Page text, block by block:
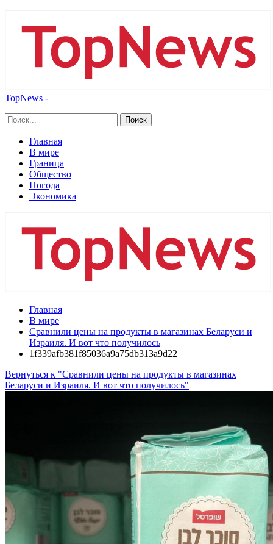
TopNews -
Главная
В мире
Граница
Общество
Погода
Экономика
Главная
В мире
Сравнили цены на продукты в магазинах Беларуси и
Израиля. И вот что получилось
1f339afb381f85036a9a75db313a9d22
Вернуться к "Сравнили цены на продукты в магазинах
Беларуси и Израиля. И вот что получилось"